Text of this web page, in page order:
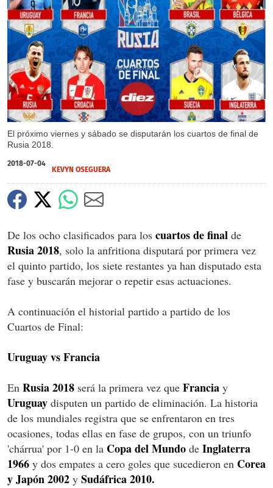
El próximo viernes y sábado se disputarán los cuartos de final de
Rusia 2018.
X
2018-07-04
KEVYN OSEGUERA
De los ocho clasificados para los cuartos de final de
Rusia 2018, solo la anfritiona disputará por primera vez
el quinto partido, los siete restantes ya han disputado esta
fase y buscarán mejorar o repetir esas actuaciones.
A continuación el historial partido a partido de los
Cuartos de Final:
Uruguay vs Francia
En Rusia 2018 será la primera vez que Francia y
Uruguay disputen un partido de eliminación. La historia
de los mundiales registra que se enfrentaron en tres
ocasiones, todas ellas en fase de grupos, con un triunfo
'chárrua' por 1-0 en la Copa del Mundo de Inglaterra
1966 y dos empates a cero goles que sucedieron en Corea
y Japón 2002 y Sudáfrica 2010.